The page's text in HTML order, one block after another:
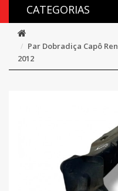
CATEGORIAS
Par Dobradiça Capô
2012